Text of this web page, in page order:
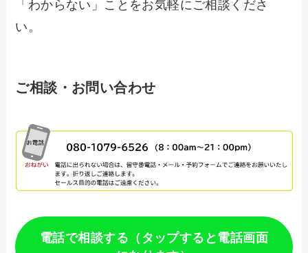
「わからない」ことをお気軽にご相談くださ
い。
ご相談・お問い合わせ
電話で相談する（タップすると電話画面